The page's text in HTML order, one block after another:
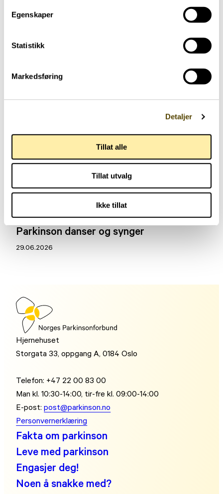
Egenskaper
Statistikk
Markedsføring
Detaljer
Tillat alle
Tillat utvalg
Ikke tillat
Parkinson danser og synger
29.06.2026
Hjernehuset
Storgata 33, oppgang A, 0184 Oslo
Telefon: +47 22 00 83 00
Man kl. 10:30-14:00, tir-fre kl. 09:00-14:00
E-post:post@parkinson.no
Personvernerklæring
Fakta om parkinson
Leve med parkinson
Engasjer deg!
Noen å snakke med?